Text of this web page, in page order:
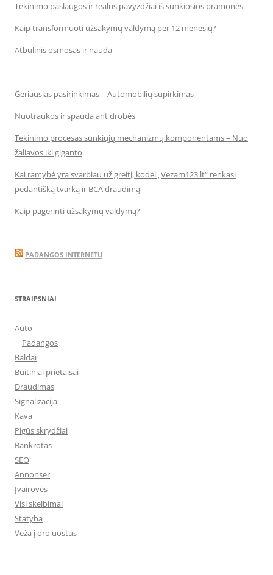
Tekinimo paslaugos ir realūs pavyzdžiai iš sunkiosios pramonės
Kaip transformuoti užsakymų valdymą per 12 mėnesių?
Atbulinis osmosas ir nauda
Geriausias pasirinkimas – Automobilių supirkimas
Nuotraukos ir spauda ant drobės
Tekinimo procesas sunkiųjų mechanizmų komponentams – Nuo
žaliavos iki giganto
Kai ramybė yra svarbiau už greitį, kodėl „Vezam123.lt“ renkasi
pedantišką tvarką ir BCA draudimą
Kaip pagerinti užsakymų valdymą?
PADANGOS INTERNETU
STRAIPSNIAI
Auto
Padangos
Baldai
Buitiniai prietaisai
Draudimas
Signalizacija
Kava
Pigūs skrydžiai
Bankrotas
SEO
Annonser
Įvairovės
Visi skelbimai
Statyba
Veža į oro uostus